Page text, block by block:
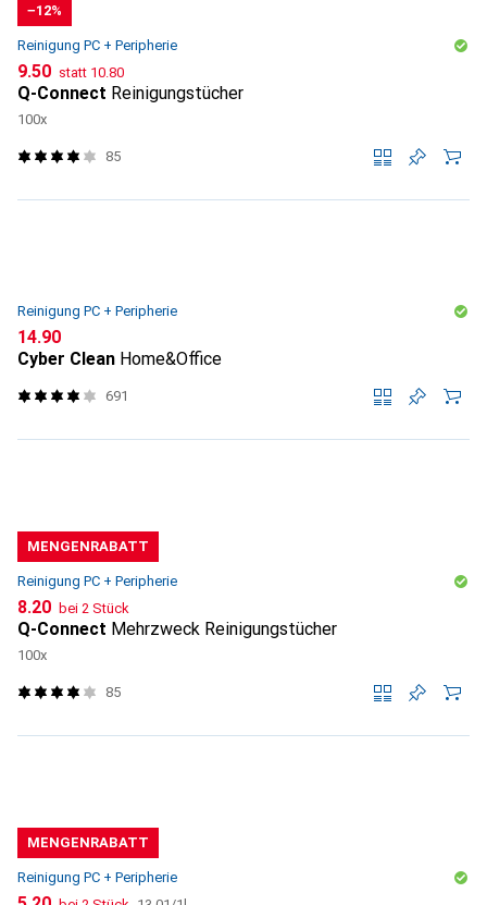
−12%
Reinigung PC + Peripherie
CHF
9.50 statt CHF
10.80
Q-Connect Reinigungstücher
100x
85
Reinigung PC + Peripherie
CHF
14.90
Cyber Clean Home&Office
691
MENGENRABATT
Reinigung PC + Peripherie
CHF
8.20 bei 2 Stück
Q-Connect Mehrzweck Reinigungstücher
100x
85
MENGENRABATT
Reinigung PC + Peripherie
CHF